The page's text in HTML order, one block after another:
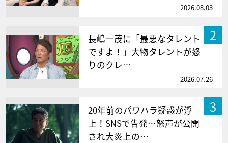
2026.08.03
2
長嶋一茂に「最悪なタレント
ですよ！」大物タレントが怒
りのクレ…
2026.07.26
3
20年前のパワハラ疑惑が浮
上！SNSで告発…怒声が公開
され大炎上の…